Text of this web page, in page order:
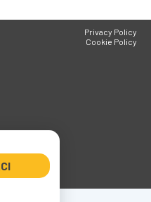
Privacy Policy
Cookie Policy